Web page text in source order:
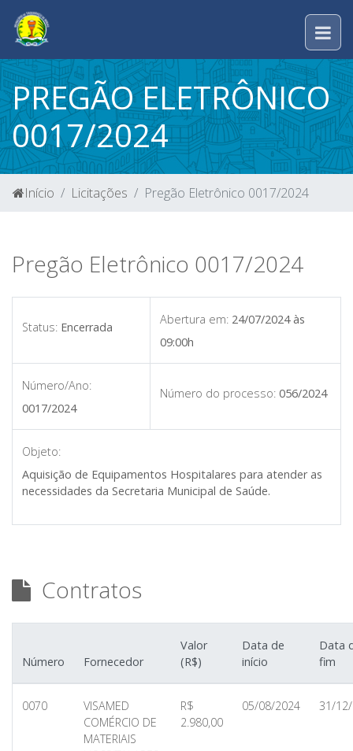
PREGÃO ELETRÔNICO
0017/2024
Início Licitações Pregão Eletrônico 0017/2024
Pregão Eletrônico 0017/2024
Status: Encerrada
Abertura em: 24/07/2024 às
09:00h
Número/Ano:
0017/2024
Número do processo: 056/2024
Objeto:
Aquisição de Equipamentos Hospitalares para atender as
necessidades da Secretaria Municipal de Saúde.
Contratos
Número Fornecedor
Valor
(R$)
Data de
início
Data
fim
0070
VISAMED
COMÉRCIO DE
MATERIAIS
R$
2.980,00
05/08/2024 31/